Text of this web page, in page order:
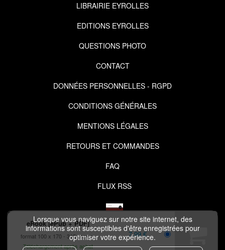
Lorsque vous naviguez sur notre site internet, des
informations sont susceptibles d'être enregistrées pour
optimiser votre expérience.
eBook [ePub + PDF]
format 100 x 170
312 pages
Téléchargement après achat
7,99 €
LIBRAIRIE EYROLLES
EDITIONS EYROLLES
QUESTIONS PHOTO
CONTACT
DONNÉES PERSONNELLES - RGPD
CONDITIONS GÉNÉRALES
MENTIONS LÉGALES
RETOURS ET COMMANDES
FAQ
FLUX RSS
COPYRIGHT © 2026 IZIBOOK.EYROLLES.COM ET NUXOS PUBLISHING